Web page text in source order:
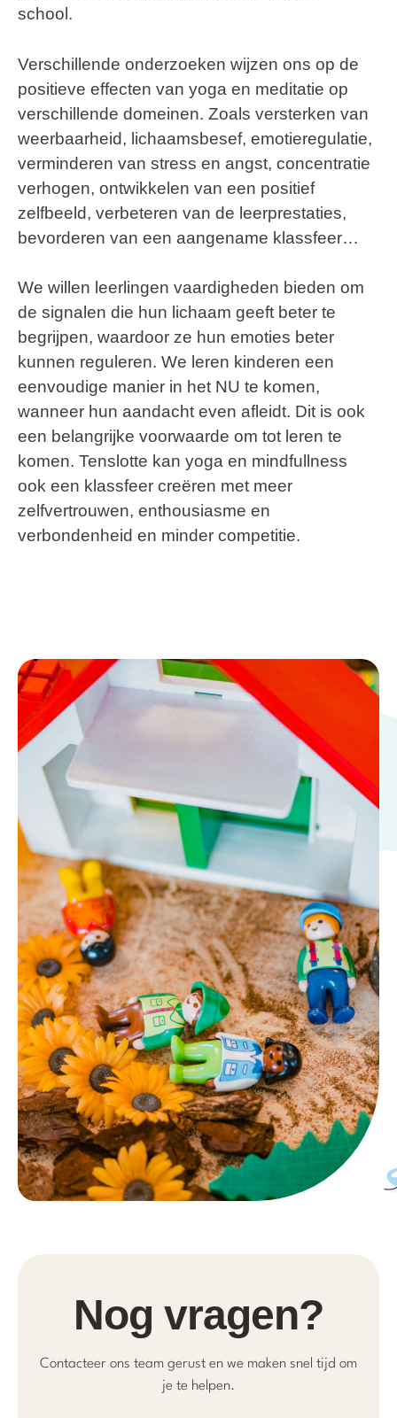
school.
Verschillende onderzoeken wijzen ons op de
positieve effecten van yoga en meditatie op
verschillende domeinen. Zoals versterken van
weerbaarheid, lichaamsbesef, emotieregulatie,
verminderen van stress en angst, concentratie
verhogen, ontwikkelen van een positief
zelfbeeld, verbeteren van de leerprestaties,
bevorderen van een aangename klassfeer…
We willen leerlingen vaardigheden bieden om
de signalen die hun lichaam geeft beter te
begrijpen, waardoor ze hun emoties beter
kunnen reguleren. We leren kinderen een
eenvoudige manier in het NU te komen,
wanneer hun aandacht even afleidt. Dit is ook
een belangrijke voorwaarde om tot leren te
komen. Tenslotte kan yoga en mindfullness
ook een klassfeer creëren met meer
zelfvertrouwen, enthousiasme en
verbondenheid en minder competitie.
Nog vragen?
Contacteer ons team gerust en we maken snel tijd om
je te helpen.